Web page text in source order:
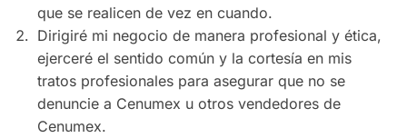
que se realicen de vez en cuando.
Dirigiré mi negocio de manera profesional y ética,
ejerceré el sentido común y la cortesía en mis
tratos profesionales para asegurar que no se
denuncie a Cenumex u otros vendedores de
Cenumex.